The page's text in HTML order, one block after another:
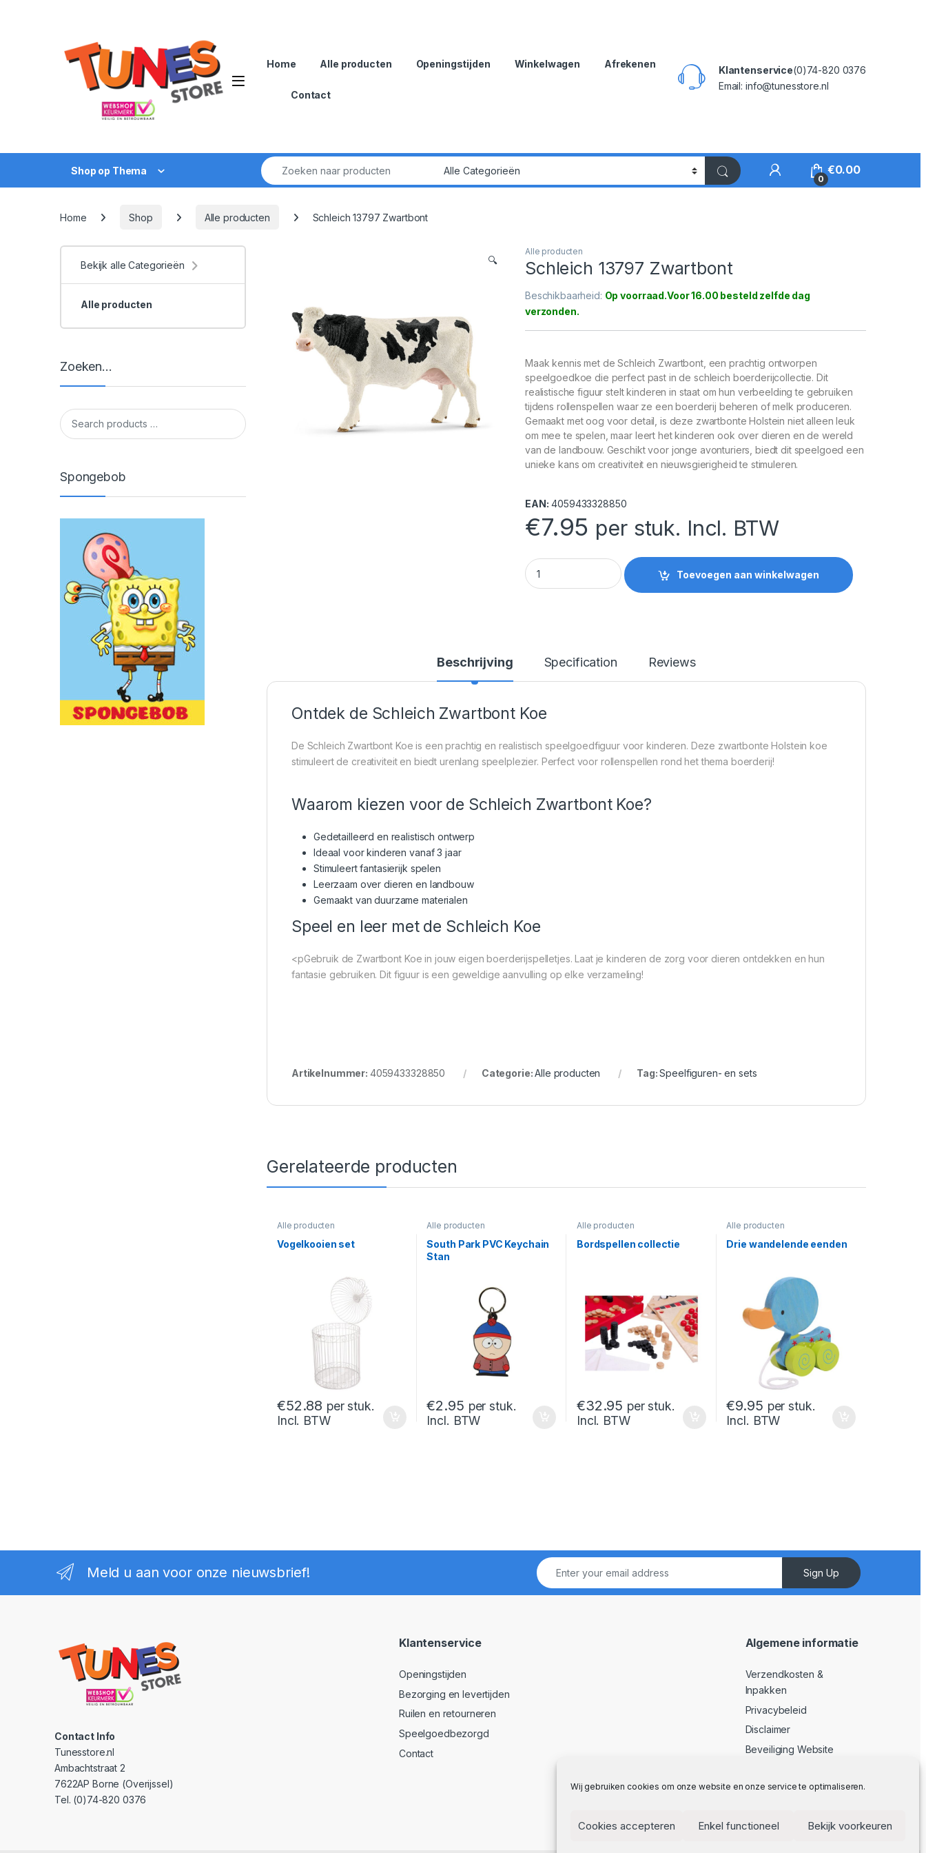
Wij gebruiken cookies om onze website en onze service te optimaliseren.
Cookies accepteren Enkel functioneel Bekijk voorkeuren
Open
Home Alle producten Openingstijden Winkelwagen Afrekenen
Contact
Klantenservice(0)74-820 0376
Email: info@tunesstore.nl
Shop op Thema
Zoek naar:
My Account
0
€0.00
Home Shop Alle producten Schleich 13797 Zwartbont
🔍
Alle producten
Schleich 13797 Zwartbont
Beschikbaarheid: Op voorraad
Maak kennis met de Schleich Zwartbont, een prachtig ontworpen
speelgoedkoe die perfect past in de schleich boerderijcollectie. Dit
realistische figuur stelt kinderen in staat om hun verbeelding te gebruiken
tijdens rollenspellen waar ze een boerderij beheren of melk produceren.
Gemaakt met oog voor detail, is deze zwartbonte Holstein niet alleen leuk
om mee te spelen, maar leert het kinderen ook over dieren en de wereld
van de landbouw. Geschikt voor jonge avonturiers, biedt dit speelgoed een
unieke kans om creativiteit en nieuwsgierigheid te stimuleren.
EAN: 4059433328850
€7.95 per stuk. Incl. BTW
Schleich 13797 Zwartbont quantity
Toevoegen aan winkelwagen
Beschrijving Specification Reviews
Ontdek de Schleich Zwartbont Koe
De Schleich Zwartbont Koe is een prachtig en realistisch speelgoedfiguur voor kinderen. Deze zwartbonte Holstein koe
stimuleert de creativiteit en biedt urenlang speelplezier. Perfect voor rollenspellen rond het thema boerderij!
Waarom kiezen voor de Schleich Zwartbont Koe?
Gedetailleerd en realistisch ontwerp
Ideaal voor kinderen vanaf 3 jaar
Stimuleert fantasierijk spelen
Leerzaam over dieren en landbouw
Gemaakt van duurzame materialen
Speel en leer met de Schleich Koe
<pGebruik de Zwartbont Koe in jouw eigen boerderijspelletjes. Laat je kinderen de zorg voor dieren ontdekken en hun
fantasie gebruiken. Dit figuur is een geweldige aanvulling op elke verzameling!
Artikelnummer: 4059433328850 Categorie:Alle producten Tag:Speelfiguren- en sets
Gerelateerde producten
Alle producten
Vogelkooien set
€52.88 per stuk.
Incl. BTW
Alle producten
South Park PVC Keychain
Stan
€2.95 per stuk.
Incl. BTW
Alle producten
Bordspellen collectie
€32.95 per stuk.
Incl. BTW
Alle producten
Drie wandelende eenden
€9.95 per stuk.
Incl. BTW
Bekijk alle Categorieën
Alle producten
Zoeken…
Spongebob
Meld u aan voor onze nieuwsbrief! Sign Up
Contact Info
Tunesstore.nl
Ambachtstraat 2
7622AP Borne (Overijssel)
Tel. (0)74-820 0376
Klantenservice
Openingstijden
Bezorging en levertijden
Ruilen en retourneren
Speelgoedbezorgd
Contact
Algemene informatie
Verzendkosten &
Inpakken
Privacybeleid
Disclaimer
Beveiliging Website